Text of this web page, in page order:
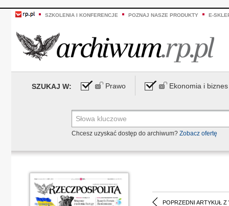
SZKOLENIA I KONFERENCJE POZNAJ NASZE PRODUKTY E-
SZUKAJ W: Prawo Ekonomia i biznes
Chcesz uzyskać dostęp do archiwum? Zobacz ofertę
POPRZEDNI ARTYKUŁ Z